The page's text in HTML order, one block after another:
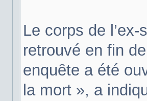
Le corps de
retrouvé en fin
enquête a été
la mort », a